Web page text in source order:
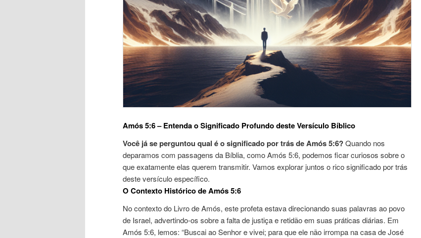
Amós 5:6 – Entenda o Significado Profundo deste Versículo Bíblico
Você já se perguntou qual é o significado por trás de Amós 5:6?Quando nos
deparamos com passagens da Bíblia, como Amós 5:6, podemos ficar curiosos sobre o
que exatamente elas querem transmitir. Vamos explorar juntos o rico significado por trás
deste versículo específico.
O Contexto Histórico de Amós 5:6
No contexto do Livro de Amós, este profeta estava direcionando suas palavras ao povo
de Israel, advertindo-os sobre a falta de justiça e retidão em suas práticas diárias. Em
Amós 5:6, lemos: “Buscai ao Senhor e vivei; para que ele não irrompa na casa de José